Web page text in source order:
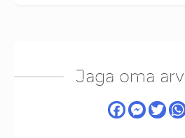
Jaga oma